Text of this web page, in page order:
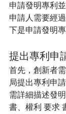
申請發明專利
申請人需要經
下是申請發明
提出專利申
首先，創新者
局提出專利申
需詳細描述發
書、權利 要求